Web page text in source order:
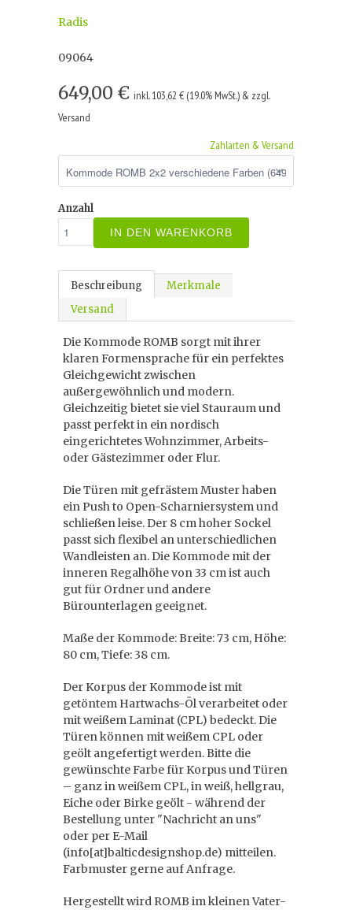
Radis
09064
649,00 € inkl. 103,62 € (19.0% MwSt.) & zzgl.
Versand
Zahlarten & Versand
Anzahl
IN DEN WARENKORB
Beschreibung
Merkmale
Versand
Die Kommode ROMB sorgt mit ihrer
klaren Formensprache für ein perfektes
Gleichgewicht zwischen
außergewöhnlich und modern.
Gleichzeitig bietet sie viel Stauraum und
passt perfekt in ein nordisch
eingerichtetes Wohnzimmer, Arbeits-
oder Gästezimmer oder Flur.
Die Türen mit gefrästem Muster haben
ein Push to Open-Scharniersystem und
schließen leise. Der 8 cm hoher Sockel
passt sich flexibel an unterschiedlichen
Wandleisten an. Die Kommode mit der
inneren Regalhöhe von 33 cm ist auch
gut für Ordner und andere
Bürounterlagen geeignet.
Maße der Kommode: Breite: 73 cm, Höhe:
80 cm, Tiefe: 38 cm.
Der Korpus der Kommode ist mit
getöntem Hartwachs-Öl verarbeitet oder
mit weißem Laminat (CPL) bedeckt. Die
Türen können mit weißem CPL oder
geölt angefertigt werden. Bitte die
gewünschte Farbe für Korpus und Türen
– ganz in weißem CPL, in weiß, hellgrau,
Eiche oder Birke geölt - während der
Bestellung unter "Nachricht an uns"
oder per E-Mail
(info[at]balticdesignshop.de) mitteilen.
Farbmuster gerne auf Anfrage.
Hergestellt wird ROMB im kleinen Vater-